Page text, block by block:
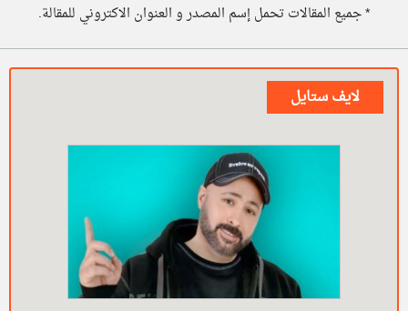
* جميع المقالات تحمل إسم المصدر و العنوان الاكتروني للمقالة.
لايف ستايل